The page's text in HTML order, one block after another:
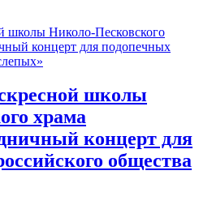
школы
храма
концерт для
общества